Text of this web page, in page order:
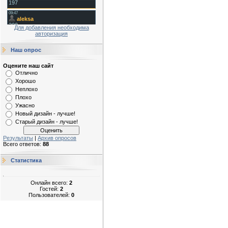
Для добавления необходима
авторизация
Наш опрос
Оцените наш сайт
Отлично
Хорошо
Неплохо
Плохо
Ужасно
Новый дизайн - лучше!
Старый дизайн - лучше!
Результаты | Архив опросов
Всего ответов: 88
Статистика
Онлайн всего: 2
Гостей: 2
Пользователей: 0